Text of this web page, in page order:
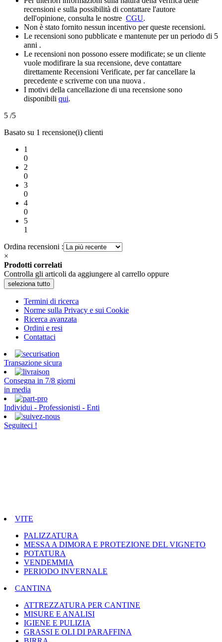
recensioni e sulla possibilità di contattare l'autore
dell'opinione, consulta le nostre CGU.
Non è stato fornito nessun incentivo per queste recensioni.
Le recensioni sono pubblicate e mantenute per un periodo di 5
anni .
Le recensioni non possono essere modificate; se un cliente
vuole modifirare la sua recensione, deve contattare
direttamente Recensioni Verificate, per far cancellare la
precedente e scriverne con una nuova .
I motivi della cancellazione di una recensione sono
disponibili qui.
5 /5
Basato su 1 recensione(i) clienti
1
0
2
0
3
0
4
0
5
1
Ordina recensioni :
×
Prodotti correlati
Controlla gli articoli da aggiungere al carrello oppure
seleziona tutto
Termini di ricerca
Norme sulla Privacy e sui Cookie
Ricerca avanzata
Ordini e resi
Contattaci
Transazione sicura
Consegna in 7/8 giorni
in media
Individui - Professionisti - Enti
Seguiteci !
VITE
PALIZZATURA
MESSA A DIMORA E PROTEZIONE DEL VIGNETO
POTATURA
VENDEMMIA
PERIODO INVERNALE
CANTINA
ATTREZZATURA PER CANTINE
MISURE E ANALISI
IGIENE E PULIZIA
GRASSI E OLI DI PARAFFINA